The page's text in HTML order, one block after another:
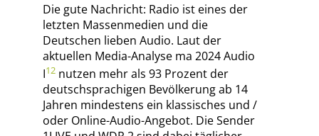
Die gute Nachricht: Radio ist eines der
letzten Massenmedien und die
Deutschen lieben Audio. Laut der
aktuellen Media-Analyse ma 2024 Audio
I12nutzen mehr als 93 Prozent der
deutschsprachigen Bevölkerung ab 14
Jahren mindestens ein klassisches und /
oder Online-Audio-Angebot. Die Sender